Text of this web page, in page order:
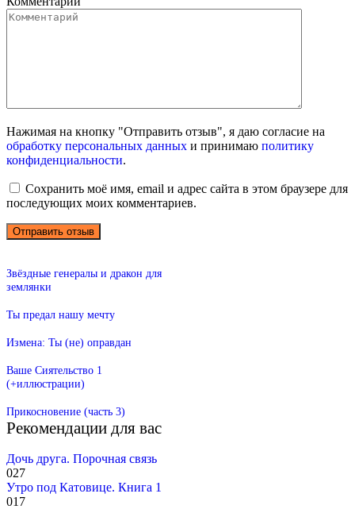
Нажимая на кнопку "Отправить отзыв", я даю согласие на
обработку персональных данных и принимаю политику
конфиденциальности.
Сохранить моё имя, email и адрес сайта в этом браузере для
последующих моих комментариев.
Звёздные генералы и дракон для
землянки
Ты предал нашу мечту
Измена: Ты (не) оправдан
Ваше Сиятельство 1
(+иллюстрации)
Прикосновение (часть 3)
Рекомендации для вас
Дочь друга. Порочная связь
027
Утро под Катовице. Книга 1
017